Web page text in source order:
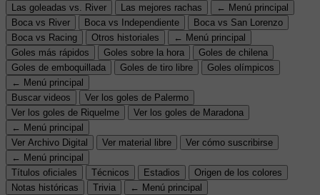
Las goleadas vs. River
Las mejores rachas
← Menú principal
Boca vs River
Boca vs Independiente
Boca vs San Lorenzo
Boca vs Racing
Otros historiales
← Menú principal
Goles más rápidos
Goles sobre la hora
Goles de chilena
Goles de emboquillada
Goles de tiro libre
Goles olímpicos
← Menú principal
Buscar videos
Ver los goles de Palermo
Ver los goles de Riquelme
Ver los goles de Maradona
← Menú principal
Ver Archivo Digital
Ver material libre
Ver cómo suscribirse
← Menú principal
Títulos oficiales
Técnicos Estadios
Origen de los colores
Notas históricas
Trivia ← Menú principal